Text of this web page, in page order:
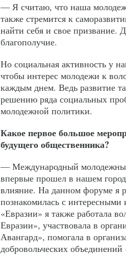
— Я считаю, что наша
также стремится к
найти себя и свое призвание.
благополучие.
Но социальная активность у
чтобы интерес молодежи к
каждым днем. Ведь развитие
решению ряда социальных
молодежной политики.
Какое первое большое
будущего общественника?
— Международный
впервые прошел в нашем
влияние. На данном форуме я
познакомилась с
«Евразии» я также работала
Евразии», участвовала в
Авангард», помогала в
добровольческих